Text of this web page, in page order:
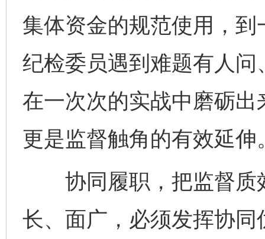
集体资金的规范使用，
纪检委员遇到难题有人
在一次次的实战中磨砺出
更是监督触角的有效延伸
协同履职，把监督质
长、面广，必须发挥协